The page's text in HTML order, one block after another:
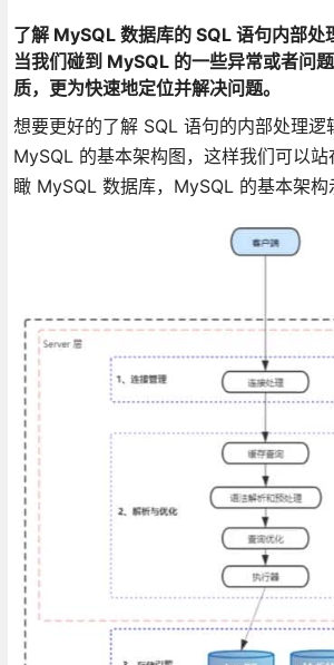
了解 MySQL 数据库的 SQL 语句内部处
当我们碰到 MySQL 的一些异常或者问
质，更为快速地定位并解决问题。
想要更好的了解 SQL 语句的内部处理逻
MySQL 的基本架构图，这样我们可以
瞰 MySQL 数据库，MySQL 的基本架构